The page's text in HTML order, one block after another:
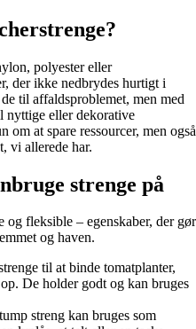
polyester eller
der ikke nedbrydes hurtigt i
til affaldsproblemet, men med
nyttige eller dekorative
om at spare ressourcer, men også
vi allerede har.
strenge på
og fleksible – egenskaber, der gør
og haven.
til at binde tomatplanter,
De holder godt og kan bruges
streng kan bruges som